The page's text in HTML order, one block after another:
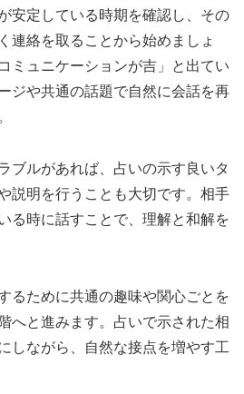
安定している時期を確認し、その
連絡を取ることから始めましょ
ミュニケーションが吉」と出てい
ジや共通の話題で自然に会話を再
ブルがあれば、占いの示す良いタ
説明を行うことも大切です。相手
る時に話すことで、理解と和解を
るために共通の趣味や関心ごとを
へと進みます。占いで示された相
しながら、自然な接点を増やす工